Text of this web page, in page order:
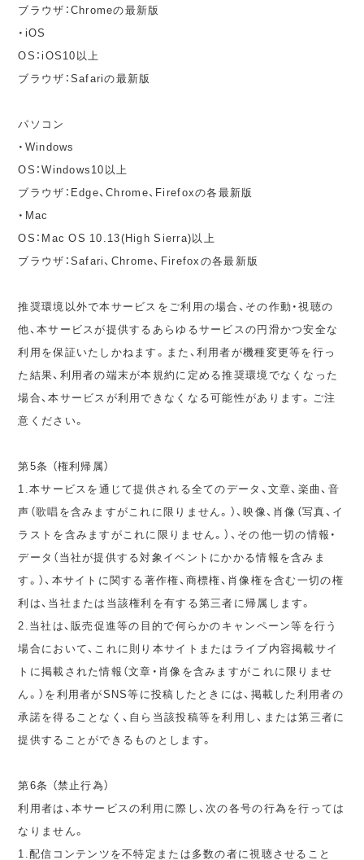
ブラウザ：Chromeの最新版
・iOS
OS：iOS10以上
ブラウザ：Safariの最新版
パソコン
・Windows
OS：Windows10以上
ブラウザ：Edge、Chrome、Firefoxの各最新版
・Mac
OS：Mac OS 10.13(High Sierra)以上
ブラウザ：Safari、Chrome、Firefoxの各最新版
推奨環境以外で本サービスをご利用の場合、その作動・視聴の
他、本サービスが提供するあらゆるサービスの円滑かつ安全な
利用を保証いたしかねます。また、利用者が機種変更等を行っ
た結果、利用者の端末が本規約に定める推奨環境でなくなった
場合、本サービスが利用できなくなる可能性があります。ご注
意ください。
第5条 （権利帰属）
1.本サービスを通じて提供される全てのデータ、文章、楽曲、音
声（歌唱を含みますがこれに限りません。）、映像、肖像（写真、イ
ラストを含みますがこれに限りません。）、その他一切の情報・
データ（当社が提供する対象イベントにかかる情報を含みま
す。）、本サイトに関する著作権、商標権、肖像権を含む一切の権
利は、当社または当該権利を有する第三者に帰属します。
2.当社は、販売促進等の目的で何らかのキャンペーン等を行う
場合において、これに則り本サイトまたはライブ内容掲載サイ
トに掲載された情報（文章・肖像を含みますがこれに限りませ
ん。）を利用者がSNS等に投稿したときには、掲載した利用者の
承諾を得ることなく、自ら当該投稿等を利用し、または第三者に
提供することができるものとします。
第6条 （禁止行為）
利用者は、本サービスの利用に際し、次の各号の行為を行っては
なりません。
1.配信コンテンツを不特定または多数の者に視聴させること